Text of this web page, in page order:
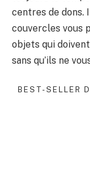
centres de dons.
couvercles vous
objets qui
sans qu’ils ne
BEST-SELLER